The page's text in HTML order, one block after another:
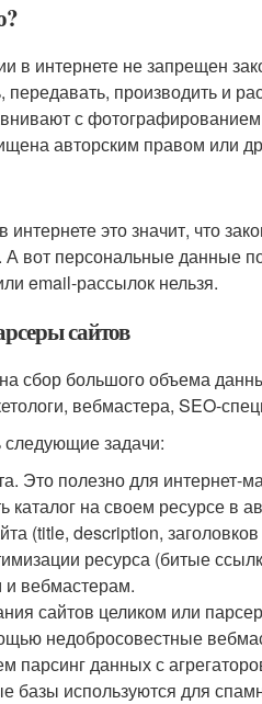
в интернете не запрещен
передавать, производить
с
авторским правом или
это значит, что
А вот персональные данные
email-рассылок нельзя.
сайтов
сбор большого объема
вебмастера, SEO-
задачи:
Это полезно для
каталог на своем ресурсе в
(title, description,
ресурса (битые
и вебмастерам.
сайтов целиком или
недобросовестные
парсинг данных с
базы используются для